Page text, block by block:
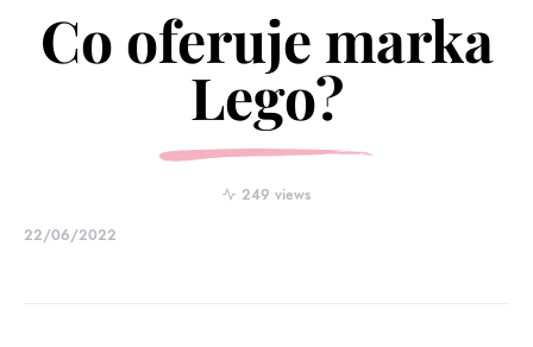
Co oferuje marka
Lego?
249 views
22/06/2022